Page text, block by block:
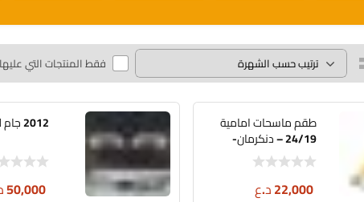
فقط المنتجات التي
طقم ماسحات امامية
24/19 – دنكرمان-
VD10049 –
VOLKSWAGEN
22,000د.ع
2012 جام لايت جيتا
50,000